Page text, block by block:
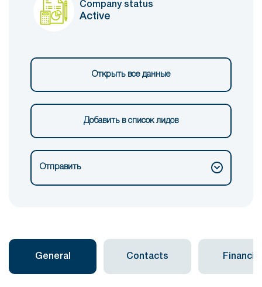
Company status
Active
Открыть все данные
Добавить в список лидов
Отправить
General Contacts Financial